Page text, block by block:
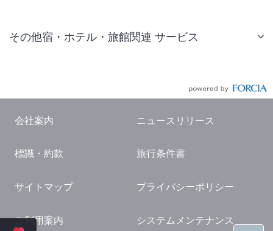
その他宿・ホテル・旅館関連 サービス
国内観光ガイド
旅行・観光情報
会社案内 ニュースリリース
標識・約款 旅行条件書
サイトマップ プライバシーポリシー
ご利用案内 システムメンテナンス